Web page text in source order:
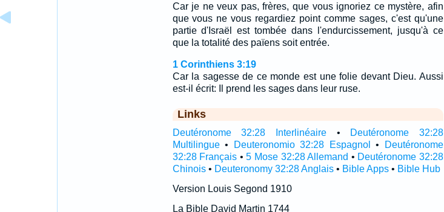
Car je ne veux pas, frères, que vous ignoriez ce mystère, afin
que vous ne vous regardiez point comme sages, c'est qu'une
partie d'Israël est tombée dans l'endurcissement, jusqu'à ce
que la totalité des païens soit entrée.
1 Corinthiens 3:19
Car la sagesse de ce monde est une folie devant Dieu. Aussi
est-il écrit: Il prend les sages dans leur ruse.
Links
Deutéronome 32:28 Interlinéaire•
Deutéronome 32:28
Multilingue• Deuteronomio 32:28 Espagnol •
Deutéronome
32:28 Français •5 Mose 32:28 Allemand • Deutéronome 32:28
Chinois• Deuteronomy 32:28 Anglais• Bible Apps• Bible Hub
Version Louis Segond 1910
La Bible David Martin 1744